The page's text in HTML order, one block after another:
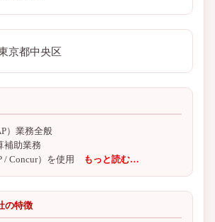
京都中央区
）業務全般
補助業務
/ Concur）を使用
もっと読む…
の特徴